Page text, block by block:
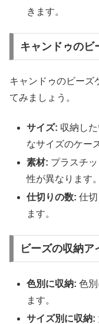
きます。
キャンドゥのビ
キャンドゥのビーズ
てみましょう。
サイズ: 収納し
なサイズのケー
素材: プラスチ
性が異なります。
仕切りの数: 仕
ます。
ビーズの収納ア
色別に収納: 色
ます。
サイズ別に収納: